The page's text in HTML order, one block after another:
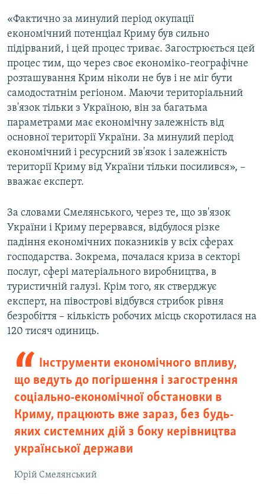
«Фактично за минулий період окупації
економічний потенціал Криму був сильно
підірваний, і цей процес триває. Загострюється цей
процес тим, що через своє економіко-географічне
розташування Крим ніколи не був і не міг бути
самодостатнім регіоном. Маючи територіальний
зв'язок тільки з Україною, він за багатьма
параметрами має економічну залежність від
основної території України. За минулий період
економічний і ресурсний зв'язок і залежність
території Криму від України тільки посилився», –
вважає експерт.
За словами Смелянського, через те, що зв'язок
України і Криму перервався, відбулося різке
падіння економічних показників у всіх сферах
господарства. Зокрема, почалася криза в секторі
послуг, сфері матеріального виробництва, в
туристичній галузі. Крім того, як стверджує
експерт, на півострові відбувся стрибок рівня
безробіття – кількість робочих місць скоротилася на
120 тисяч одиниць.
Інструменти економічного впливу,
що ведуть до погіршення і загострення
соціально-економічної обстановки в
Криму, працюють вже зараз, без будь-
яких системних дій з боку керівництва
української держави
Юрій Смелянський